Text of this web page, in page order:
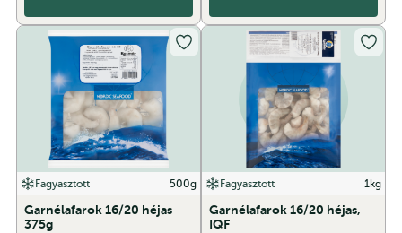
Fagyasztott 500g
Garnélafarok 16/20 héjas
375g
Fagyasztott 1kg
Garnélafarok 16/20 héjas,
IQF